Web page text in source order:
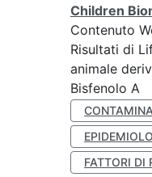
Children
Contenuto
Risultati di
animale
Bisfenolo A
FATTORI DI